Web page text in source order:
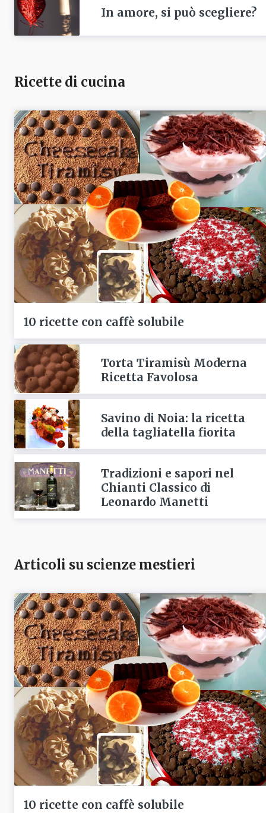
In amore, si può scegliere?
Ricette di cucina
10 ricette con caffè solubile
Torta Tiramisù Moderna
Ricetta Favolosa
Savino di Noia: la ricetta
della tagliatella fiorita
Tradizioni e sapori nel
Chianti Classico di
Leonardo Manetti
Articoli su scienze mestieri
10 ricette con caffè solubile